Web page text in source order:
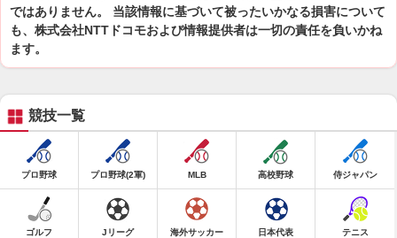
ではありません。 当該情報に基づいて被ったいかなる損害について
も、株式会社NTTドコモおよび情報提供者は一切の責任を負いかね
ます。
競技一覧
プロ野球 プロ野球(2軍) MLB 高校野球 侍ジャパン
ゴルフ Jリーグ 海外サッカー 日本代表 テニス